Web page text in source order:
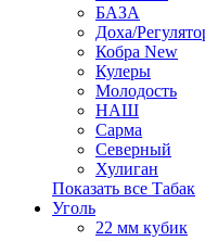
БАЗА
Доха/
Кобра New
Кулеры
Молодость
НАШ
Сарма
Северный
Хулиган
Показать все Табак
Уголь
22 мм кубик